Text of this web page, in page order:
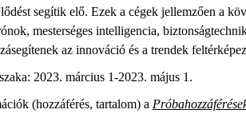
segítik elő. Ezek a cégek jellemzően a
mesterséges intelligencia,
az innováció és a trendek
2023. március 1-2023. május 1.
(hozzáférés, tartalom) a